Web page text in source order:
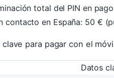
total del PIN en
contacto en España: 50 €
para pagar con el
Datos